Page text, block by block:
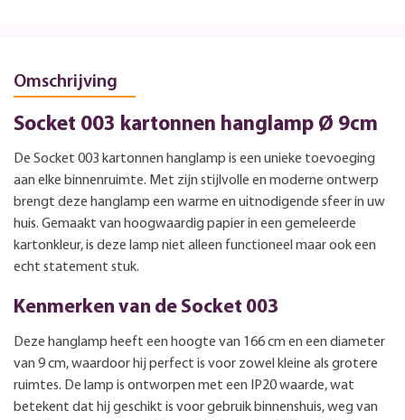
Omschrijving
Socket 003 kartonnen hanglamp Ø 9cm
De Socket 003 kartonnen hanglamp is een unieke toevoeging
aan elke binnenruimte. Met zijn stijlvolle en moderne ontwerp
brengt deze hanglamp een warme en uitnodigende sfeer in uw
huis. Gemaakt van hoogwaardig papier in een gemeleerde
kartonkleur, is deze lamp niet alleen functioneel maar ook een
echt statement stuk.
Kenmerken van de Socket 003
Deze hanglamp heeft een hoogte van 166 cm en een diameter
van 9 cm, waardoor hij perfect is voor zowel kleine als grotere
ruimtes. De lamp is ontworpen met een IP20 waarde, wat
betekent dat hij geschikt is voor gebruik binnenshuis, weg van